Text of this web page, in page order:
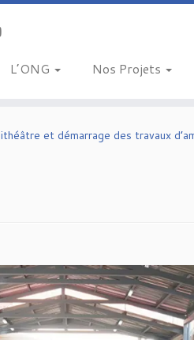
L’ONG Nos Projets
et démarrage des travaux